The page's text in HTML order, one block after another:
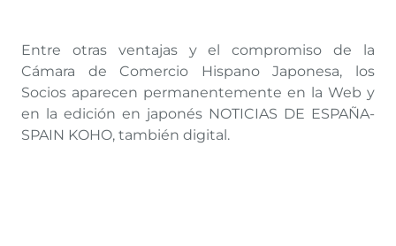
Entre otras ventajas y el compromiso de la
Cámara de Comercio Hispano Japonesa, los
Socios aparecen permanentemente en la Web y
en la edición en japonés NOTICIAS DE ESPAÑA-
SPAIN KOHO, también digital.